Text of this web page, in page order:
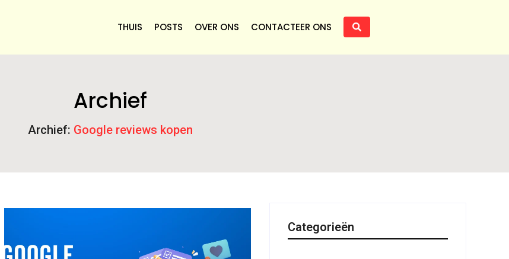
THUIS POSTS OVER ONS CONTACTEER ONS
Archief
Archief: Google reviews kopen
Categorieën